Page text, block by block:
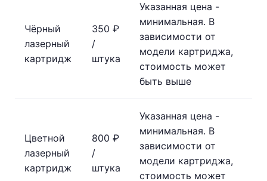
Чёрный
лазерный
картридж
350 ₽
/
штука
Указанная цена -
минимальная. В
зависимости от
модели картриджа,
стоимость может
быть выше
Цветной
лазерный
картридж
800 ₽
/
штука
Указанная цена -
минимальная. В
зависимости от
модели картриджа,
стоимость может